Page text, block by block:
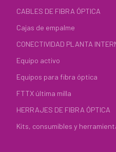
CABLES DE FIBRA ÓPTICA
Cajas de empalme
CONECTIVIDAD PLANTA
Equipo activo
Equipos para fibra óptica
FTTX última milla
HERRAJES DE FIBRA ÓPTICA
Kits, consumibles y